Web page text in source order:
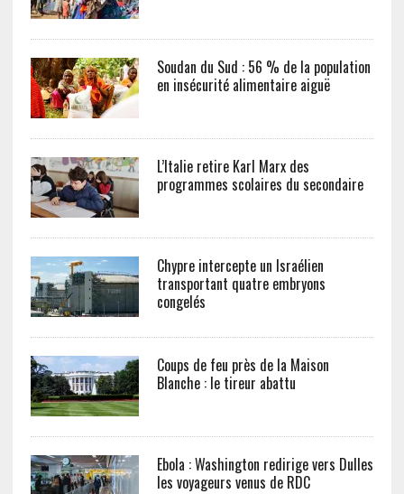
Soudan du Sud : 56 % de la population
en insécurité alimentaire aiguë
L’Italie retire Karl Marx des
programmes scolaires du secondaire
Chypre intercepte un Israélien
transportant quatre embryons
congelés
Coups de feu près de la Maison
Blanche : le tireur abattu
Ebola : Washington redirige vers Dulles
les voyageurs venus de RDC